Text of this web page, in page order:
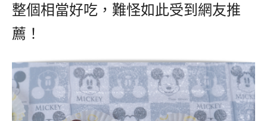
整個相當好吃，難怪如此受到網友推
薦！